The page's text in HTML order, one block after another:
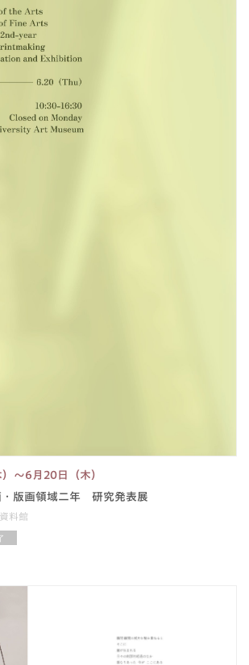
〜6月20日（木）
版画領域二年 研究発表展
料館